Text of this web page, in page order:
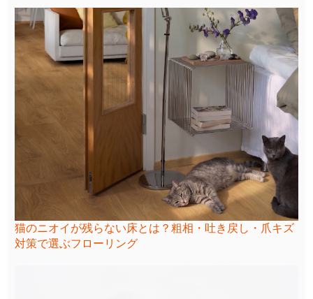
猫のニオイが残らない床とは？粗相・吐き戻し・爪キズ
対策で選ぶフローリング